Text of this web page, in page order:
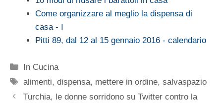
Come organizzare al meglio la dispensa di
casa - I
Pitti 89, dal 12 al 15 gennaio 2016 - calendario
Categorie
In Cucina
Tag
alimenti,dispensa, mettere in ordine,salvaspazio
Turchia, le donne sorridono su Twitter contro la